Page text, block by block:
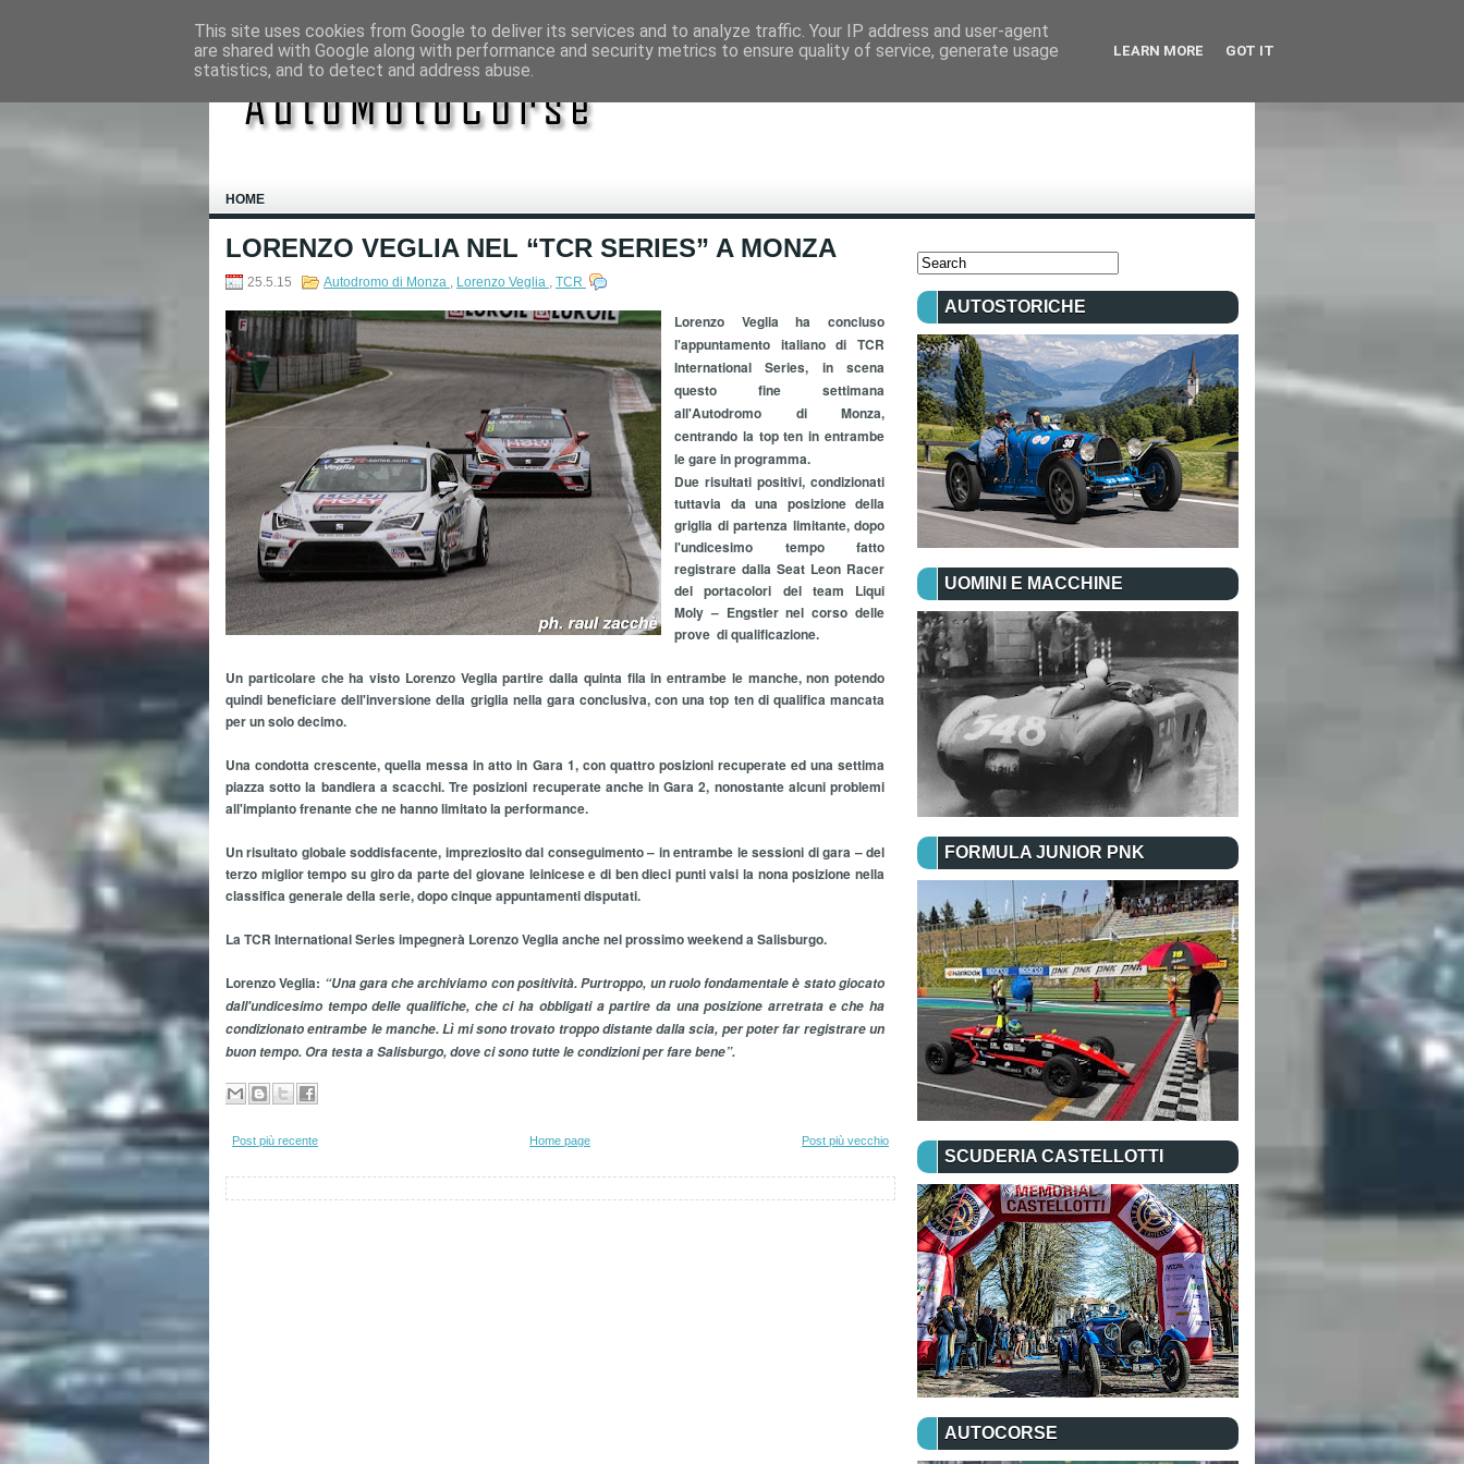
HOME
LORENZO VEGLIA NEL “TCR SERIES” A MONZA
25.5.15 Autodromo di Monza , Lorenzo Veglia , TCR
Lorenzo Veglia ha concluso
l'appuntamento italiano di TCR
International Series, in scena
questo fine settimana
all'Autodromo di Monza,
centrando la top ten in entrambe
le gare in programma.
Due risultati positivi, condizionati
tuttavia da una posizione della
griglia di partenza limitante, dopo
l'undicesimo tempo fatto
registrare dalla Seat Leon Racer
del portacolori del team Liqui
Moly – Engstler nel corso delle
prove di qualificazione.
Un particolare che ha visto Lorenzo Veglia partire dalla quinta fila in entrambe le manche, non potendo
quindi beneficiare dell'inversione della griglia nella gara conclusiva, con una top ten di qualifica mancata
per un solo decimo.
Una condotta crescente, quella messa in atto in Gara 1, con quattro posizioni recuperate ed una settima
piazza sotto la bandiera a scacchi. Tre posizioni recuperate anche in Gara 2, nonostante alcuni problemi
all'impianto frenante che ne hanno limitato la performance.
Un risultato globale soddisfacente, impreziosito dal conseguimento – in entrambe le sessioni di gara – del
terzo miglior tempo su giro da parte del giovane leinicese e di ben dieci punti valsi la nona posizione nella
classifica generale della serie, dopo cinque appuntamenti disputati.
La TCR International Series impegnerà Lorenzo Veglia anche nel prossimo weekend a Salisburgo.
Lorenzo Veglia: “Una gara che archiviamo con positività. Purtroppo, un ruolo fondamentale è stato giocato
dall'undicesimo tempo delle qualifiche, che ci ha obbligati a partire da una posizione arretrata e che ha
condizionato entrambe le manche. Lì mi sono trovato troppo distante dalla scia, per poter far registrare un
buon tempo. Ora testa a Salisburgo, dove ci sono tutte le condizioni per fare bene”.
Post più recente Post più vecchio
Home page
AUTOSTORICHE
UOMINI E MACCHINE
FORMULA JUNIOR PNK
SCUDERIA CASTELLOTTI
AUTOCORSE
This site uses cookies from Google to deliver its services and to analyze traffic. Your IP address and user-agent
are shared with Google along with performance and security metrics to ensure quality of service, generate usage
statistics, and to detect and address abuse.
LEARN MORE GOT IT